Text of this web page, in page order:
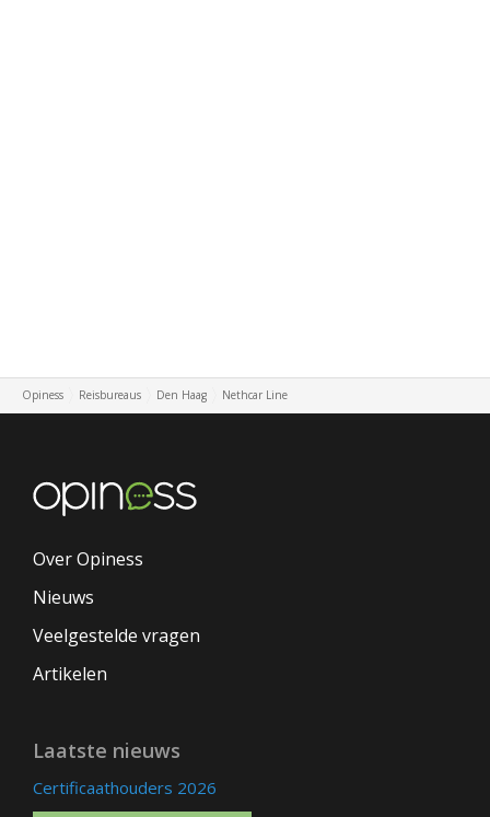
Opiness Reisbureaus Den Haag Nethcar Line
Over Opiness
Nieuws
Veelgestelde vragen
Artikelen
Laatste nieuws
Certificaathouders 2026